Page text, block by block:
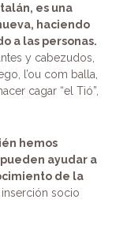
es una
haciendo
a las personas.
y cabezudos,
l’ou com balla,
cagar “el Tió”,
hemos
ayudar a
de la
socio